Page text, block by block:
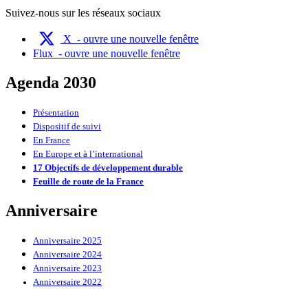
Suivez-nous sur les réseaux sociaux
X - ouvre une nouvelle fenêtre
Flux - ouvre une nouvelle fenêtre
Agenda 2030
Présentation
Dispositif de suivi
En France
En Europe et à l’international
17 Objectifs de développement durable
Feuille de route de la France
Anniversaire
Anniversaire 2025
Anniversaire 2024
Anniversaire 2023
Anniversaire 2022